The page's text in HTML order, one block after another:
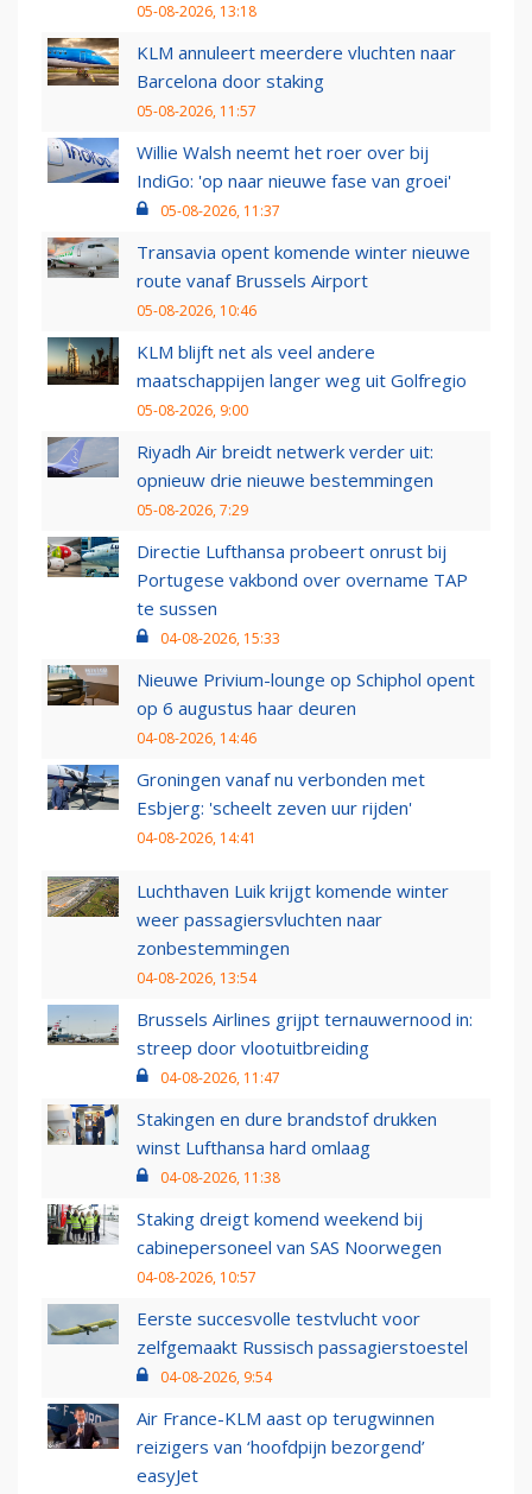
05-08-2026, 13:18
KLM annuleert meerdere vluchten naar
Barcelona door staking
05-08-2026, 11:57
Willie Walsh neemt het roer over bij
IndiGo: 'op naar nieuwe fase van groei'
05-08-2026, 11:37
Transavia opent komende winter nieuwe
route vanaf Brussels Airport
05-08-2026, 10:46
KLM blijft net als veel andere
maatschappijen langer weg uit Golfregio
05-08-2026, 9:00
Riyadh Air breidt netwerk verder uit:
opnieuw drie nieuwe bestemmingen
05-08-2026, 7:29
Directie Lufthansa probeert onrust bij
Portugese vakbond over overname TAP
te sussen
04-08-2026, 15:33
Nieuwe Privium-lounge op Schiphol opent
op 6 augustus haar deuren
04-08-2026, 14:46
Groningen vanaf nu verbonden met
Esbjerg: 'scheelt zeven uur rijden'
04-08-2026, 14:41
Luchthaven Luik krijgt komende winter
weer passagiersvluchten naar
zonbestemmingen
04-08-2026, 13:54
Brussels Airlines grijpt ternauwernood in:
streep door vlootuitbreiding
04-08-2026, 11:47
Stakingen en dure brandstof drukken
winst Lufthansa hard omlaag
04-08-2026, 11:38
Staking dreigt komend weekend bij
cabinepersoneel van SAS Noorwegen
04-08-2026, 10:57
Eerste succesvolle testvlucht voor
zelfgemaakt Russisch passagierstoestel
04-08-2026, 9:54
Air France-KLM aast op terugwinnen
reizigers van ‘hoofdpijn bezorgend’
easyJet